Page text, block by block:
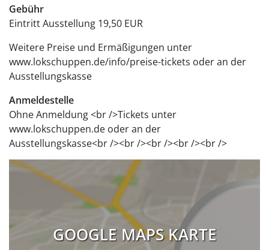
Gebühr
Eintritt Ausstellung 19,50 EUR
Weitere Preise und Ermäßigungen unter
www.lokschuppen.de/info/preise-tickets oder an der
Ausstellungskasse
Anmeldestelle
Ohne Anmeldung <br />Tickets unter
www.lokschuppen.de oder an der
Ausstellungskasse<br /><br /><br /><br /><br />
GOOGLE MAPS KARTE